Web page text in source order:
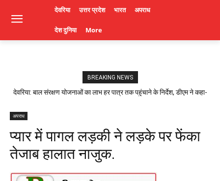
देवरिया उत्तर प्रदेश भारत अपराध
देश दुनिया More
BREAKING NEWS
देवरिया: बाल संरक्षण योजनाओं का लाभ हर पात्र तक पहुंचाने के निर्देश, डीएम ने कहा-
अपराध
प्यार में पागल लड़की ने लड़के पर फेंका
तेजाब हालात नाजुक.